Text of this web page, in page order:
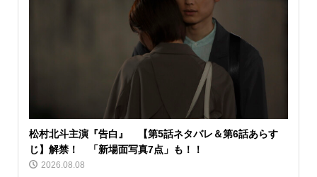
松村北斗主演『告白』 【第5話ネタバレ＆第6話あらす
じ】解禁！ 「新場面写真7点」も！！
2026.08.08